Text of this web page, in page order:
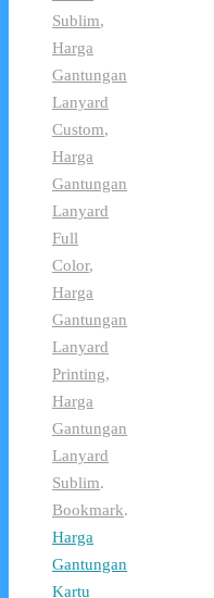
Sublim,
Harga
Gantungan
Lanyard
Custom,
Harga
Gantungan
Lanyard
Full
Color,
Harga
Gantungan
Lanyard
Printing,
Harga
Gantungan
Lanyard
Sublim.
Bookmark.
Harga
Gantungan
Kartu